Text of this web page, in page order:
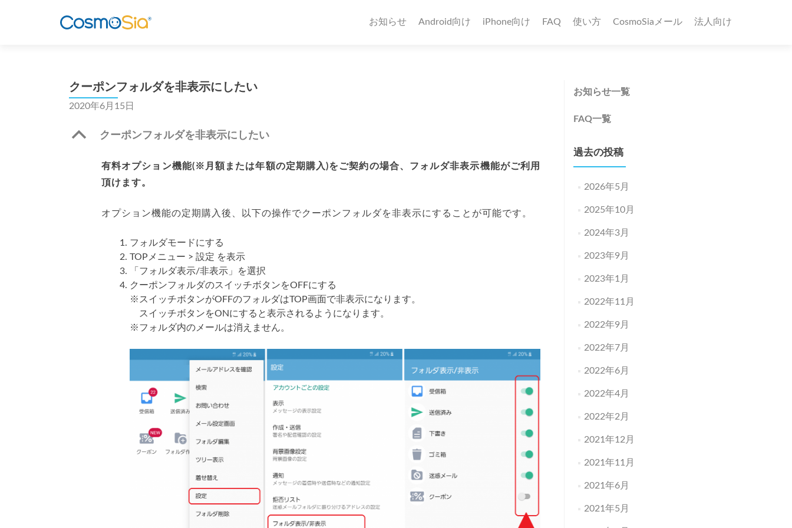
お知らせ Android向け iPhone向け FAQ 使い方 CosmoSiaメール 法人向け
クーポンフォルダを非表示にしたい
2020年6月15日
B クーポンフォルダを非表示にしたい
有料オプション機能(※月額または年額の定期購入)をご契約の場合、フォルダ非表示機能がご利用
頂けます。
オプション機能の定期購入後、以下の操作でクーポンフォルダを非表示にすることが可能です。
フォルダモードにする
TOPメニュー > 設定 を表示
「フォルダ表示/非表示」を選択
クーポンフォルダのスイッチボタンをOFFにする
※スイッチボタンがOFFのフォルダはTOP画面で非表示になります。
スイッチボタンをONにすると表示されるようになります。
※フォルダ内のメールは消えません。
お知らせ一覧
FAQ一覧
過去の投稿
2026年5月
2025年10月
2024年3月
2023年9月
2023年1月
2022年11月
2022年9月
2022年7月
2022年6月
2022年4月
2022年2月
2021年12月
2021年11月
2021年6月
2021年5月